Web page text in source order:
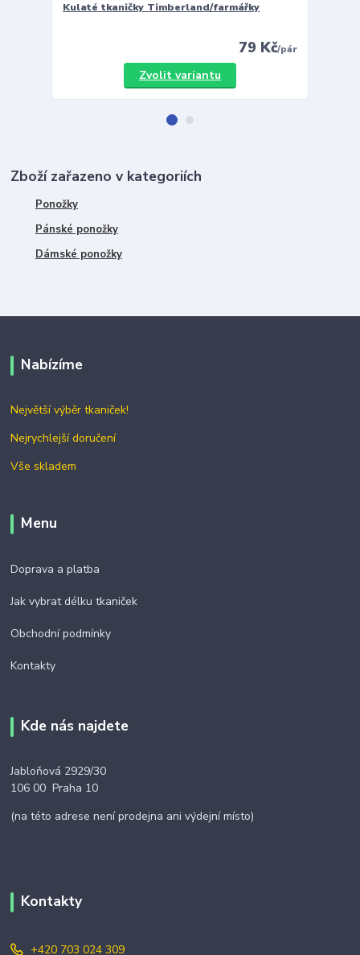
Kulaté tkaničky Timberland/farmářky
79 Kč/pár
Zvolit variantu
Zboží zařazeno v kategoriích
Ponožky
Pánské ponožky
Dámské ponožky
Nabízíme
Největší výběr tkaniček!
Nejrychlejší doručení
Vše skladem
Menu
Doprava a platba
Jak vybrat délku tkaniček
Obchodní podmínky
Kontakty
Kde nás najdete
Jabloňová 2929/30
106 00 Praha 10
(na této adrese není prodejna ani výdejní místo)
Kontakty
+420 703 024 309